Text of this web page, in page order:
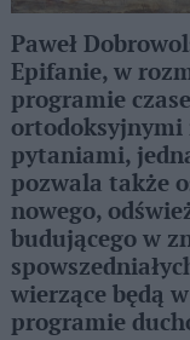
Paweł
Epifanie, w
programie
pytaniami,
pozwala także
nowego,
budującego w
wierzące będą
programie